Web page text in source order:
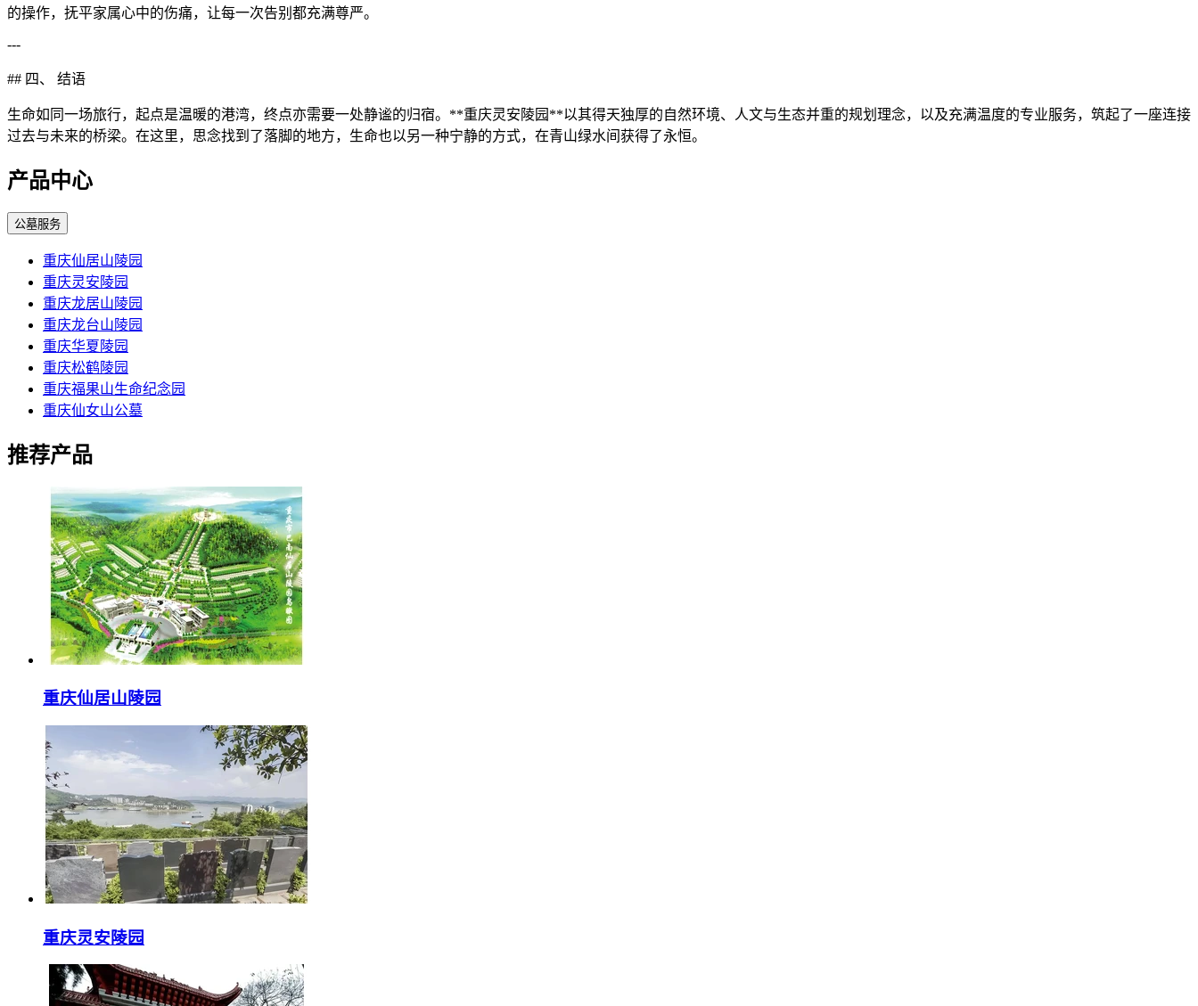
的操作，抚平家属心中的伤痛，让每一次告别都充满尊严。
---
## 四、 结语
生命如同一场旅行，起点是温暖的港湾，终点亦需要一处静谧的归宿。**重庆灵安陵园**以其得天独厚的自然环境、人文与生态并重的规划理念，以及充满温度的专业服务，筑起了一座连接
过去与未来的桥梁。在这里，思念找到了落脚的地方，生命也以另一种宁静的方式，在青山绿水间获得了永恒。
产品中心
公墓服务
重庆仙居山陵园
重庆灵安陵园
重庆龙居山陵园
重庆龙台山陵园
重庆华夏陵园
重庆松鹤陵园
重庆福果山生命纪念园
重庆仙女山公墓
推荐产品
重庆仙居山陵园
重庆灵安陵园